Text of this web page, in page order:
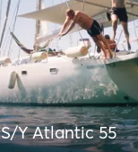
S/Y Atlantic 55